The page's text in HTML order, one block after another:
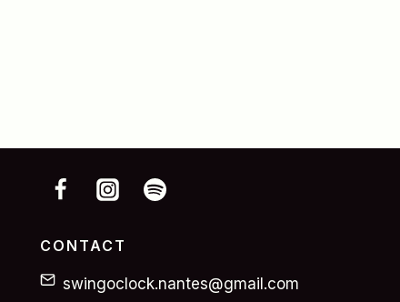
CONTACT
swingoclock.nantes@gmail.com